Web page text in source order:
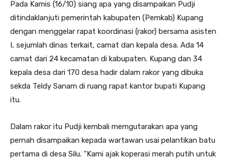
Pada Kamis (16/10) siang apa yang disampaikan Pudji
ditindaklanjuti pemerintah kabupaten (Pemkab) Kupang
dengan menggelar rapat koordinasi (rakor) bersama asisten
I, sejumlah dinas terkait, camat dan kepala desa. Ada 14
camat dari 24 kecamatan di kabupaten. Kupang dan 34
kepala desa dari 170 desa hadir dalam rakor yang dibuka
sekda Teldy Sanam di ruang rapat kantor bupati Kupang
itu.
Dalam rakor itu Pudji kembali memgutarakan apa yang
pernah disampaikan kepada wartawan usai pelantikan batu
pertama di desa Silu. “Kami ajak koperasi merah putih untuk